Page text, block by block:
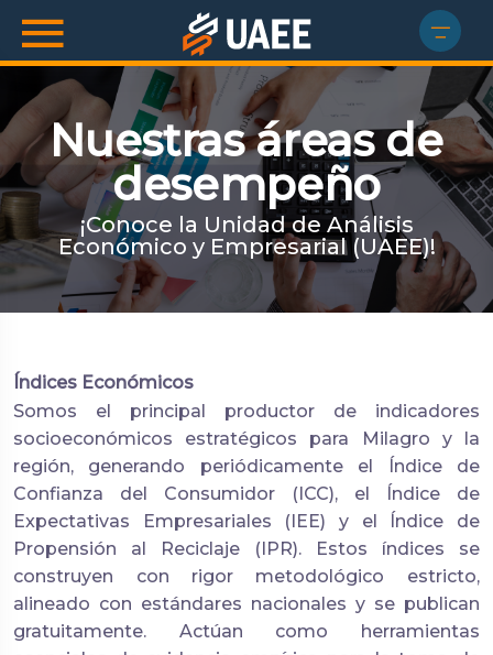
Nuestras áreas de
desempeño
¡Conoce la Unidad de Análisis
Económico y Empresarial (UAEE)!
Índices Económicos
Somos el principal productor de indicadores
socioeconómicos estratégicos para Milagro y la
región, generando periódicamente el Índice de
Confianza del Consumidor (ICC), el Índice de
Expectativas Empresariales (IEE) y el Índice de
Propensión al Reciclaje (IPR). Estos índices se
construyen con rigor metodológico estricto,
alineado con estándares nacionales y se publican
gratuitamente. Actúan como herramientas